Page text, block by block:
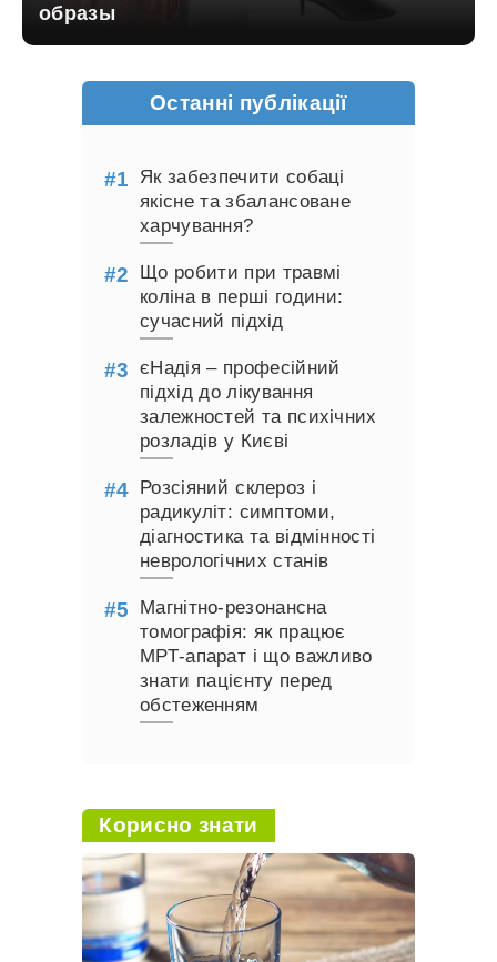
образы
Останні публікації
Як забезпечити собаці
якісне та збалансоване
харчування?
Що робити при травмі
коліна в перші години:
сучасний підхід
єНадія – професійний
підхід до лікування
залежностей та психічних
розладів у Києві
Розсіяний склероз і
радикуліт: симптоми,
діагностика та відмінності
неврологічних станів
Магнітно-резонансна
томографія: як працює
МРТ-апарат і що важливо
знати пацієнту перед
обстеженням
Корисно знати